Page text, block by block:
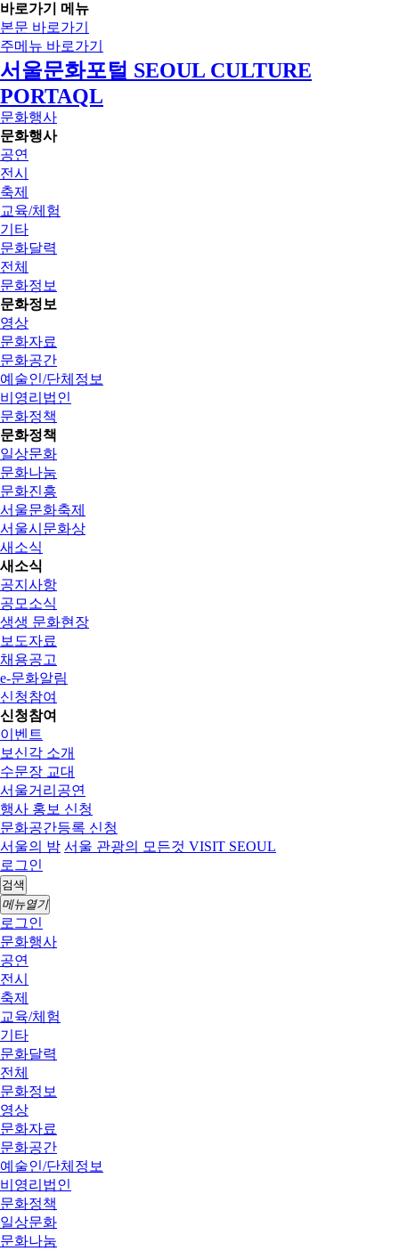
바로가기 메뉴
본문 바로가기
주메뉴 바로가기
서울문화포털 SEOUL CULTURE
PORTAQL
문화행사
문화행사
공연
전시
축제
교육/체험
기타
문화달력
전체
문화정보
문화정보
영상
문화자료
문화공간
예술인/단체정보
비영리법인
문화정책
문화정책
일상문화
문화나눔
문화진흥
서울문화축제
서울시문화상
새소식
새소식
공지사항
공모소식
생생 문화현장
보도자료
채용공고
e-문화알림
신청참여
신청참여
이벤트
보신각 소개
수문장 교대
서울거리공연
행사 홍보 신청
문화공간등록 신청
서울의 밤 서울 관광의 모든것 VISIT SEOUL
로그인
검색
메뉴열기
로그인
문화행사
공연
전시
축제
교육/체험
기타
문화달력
전체
문화정보
영상
문화자료
문화공간
예술인/단체정보
비영리법인
문화정책
일상문화
문화나눔